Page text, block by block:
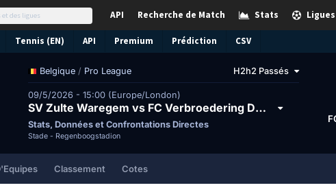
Ligues
Stats
Recherche de Match
API
Tennis (EN) API Premium Prédiction CSV
Belgique / Pro League H2h2 Passés
09/5/2026 - 15:00 (Europe/London)
SV Zulte Waregem vs FC Verbroedering Dender Eendracht Hekelgem
Stats, Données et Confrontations Directes
Stade - Regenboogstadion
Classement Cotes